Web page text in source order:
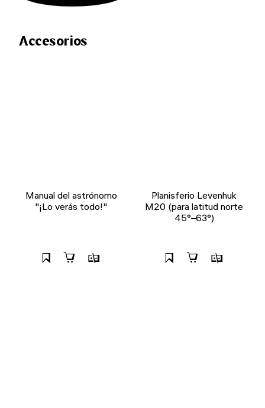
Accesorios
Manual del astrónomo
"¡Lo verás todo!"
Planisferio Levenhuk
M20 (para latitud norte
45°–63°)